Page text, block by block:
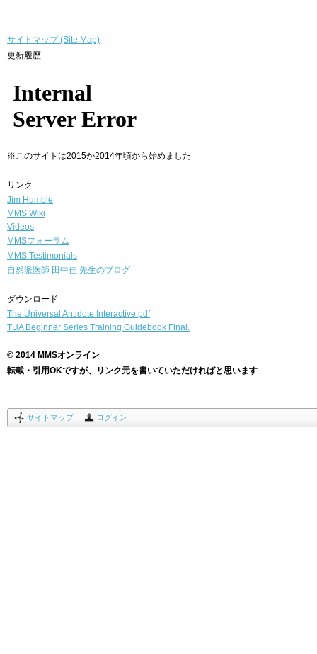
サイトマップ (Site Map)
更新履歴
※このサイトは2015か2014年頃から始めました
リンク
Jim Humble
MMS Wiki
Videos
MMSフォーラム
MMS Testimonials
自然派医師 田中佳 先生のブログ
ダウンロード
The Universal Antidote Interactive.pdf
TUA Beginner Series Training Guidebook Final.
© 2014 MMSオンライン
転載・引用OKですが、リンク元を書いていただければと思います
サイトマップ ログイン